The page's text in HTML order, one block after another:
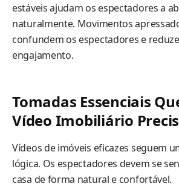
estáveis ajudam os espectadores a
naturalmente. Movimentos
confundem os espectadores e
engajamento.
Tomadas Essenciais
Vídeo Imobiliário
Vídeos de imóveis eficazes seguem
lógica. Os espectadores devem se
casa de forma natural e confortável.